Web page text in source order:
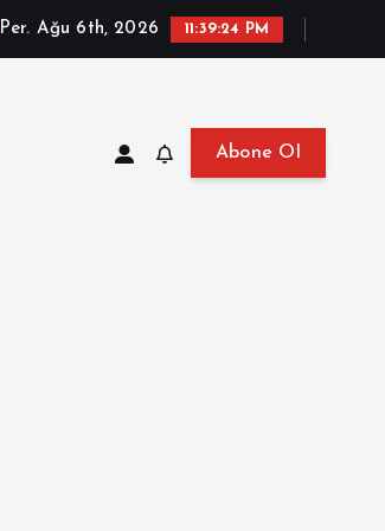
Per. Ağu 6th, 2026 11:39:25 PM
Abone Ol